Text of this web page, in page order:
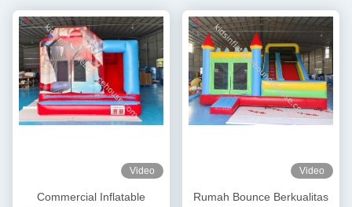
Video
Commercial Inflatable
Video
Rumah Bounce Berkualitas